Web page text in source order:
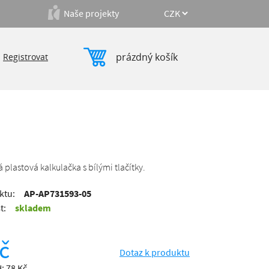
prázdný košík
Registrovat
Naše projekty
plastová kalkulačka s bílými tlačítky.
AP-AP731593-05
skladem
Dotaz k produktu